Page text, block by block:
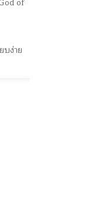
of
บง่าย